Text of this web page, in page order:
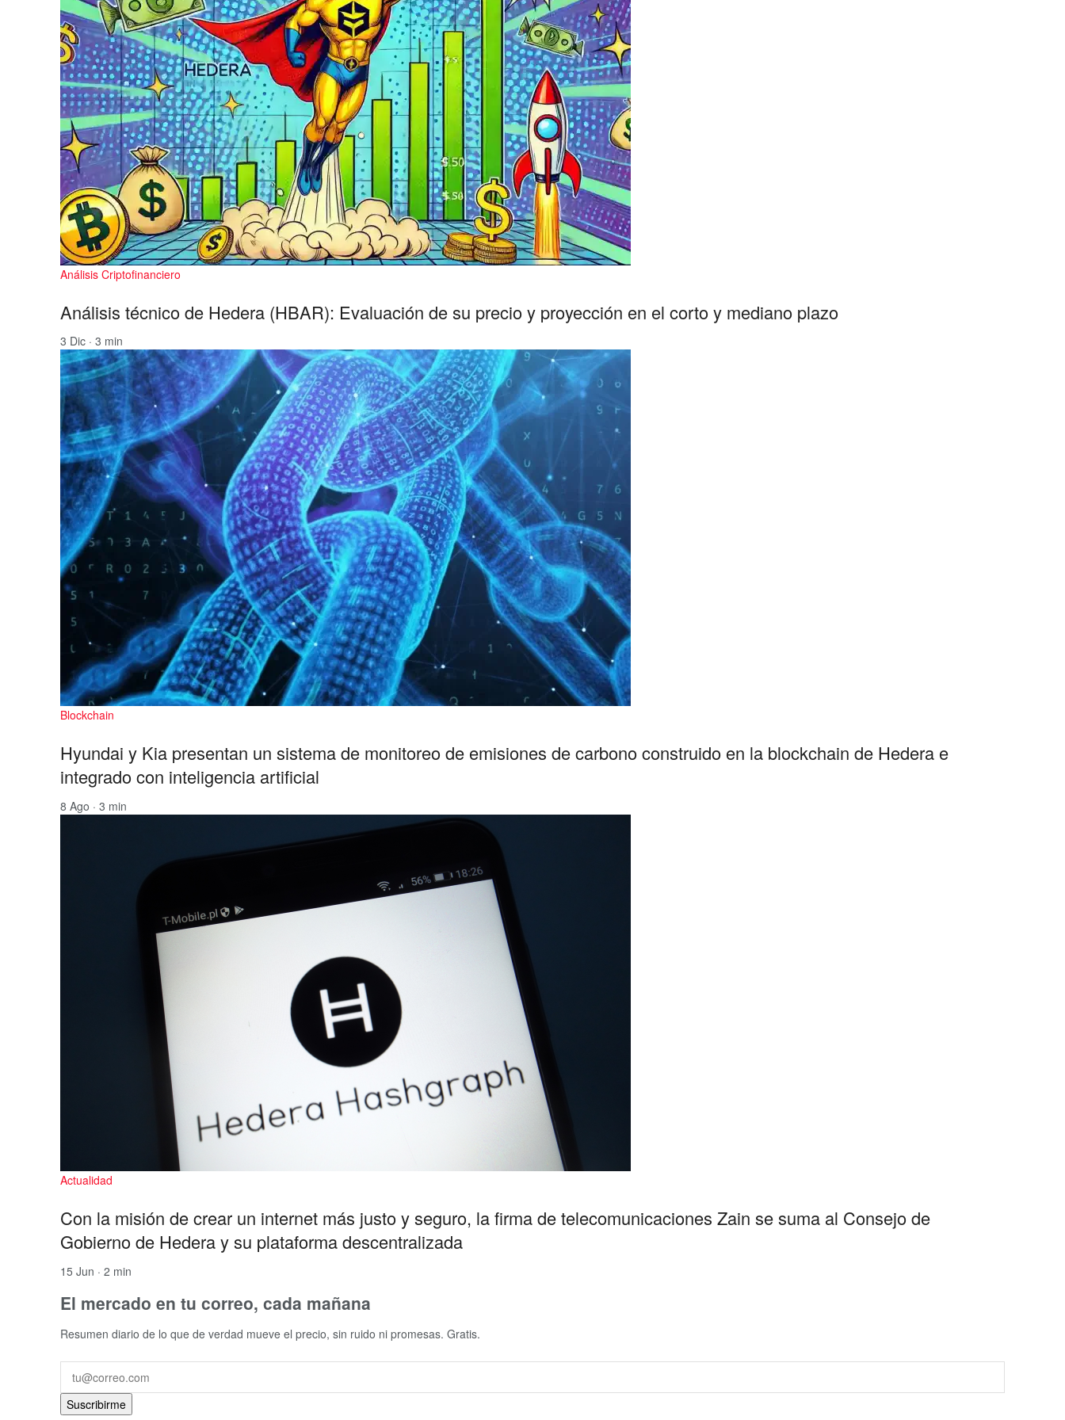
Análisis Criptofinanciero
Análisis técnico de Hedera (HBAR): Evaluación de su precio y proyección en el corto y mediano plazo
3 Dic · 3 min
Blockchain
Hyundai y Kia presentan un sistema de monitoreo de emisiones de carbono construido en la blockchain de Hedera e
integrado con inteligencia artificial
8 Ago · 3 min
Actualidad
Con la misión de crear un internet más justo y seguro, la firma de telecomunicaciones Zain se suma al Consejo de
Gobierno de Hedera y su plataforma descentralizada
15 Jun · 2 min
El mercado en tu correo, cada mañana
Resumen diario de lo que de verdad mueve el precio, sin ruido ni promesas. Gratis.
Suscribirme